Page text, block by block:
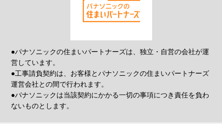
●パナソニックの住まいパートナーズは、独立・自営の会社が運
営しています。
●工事請負契約は、お客様とパナソニックの住まいパートナーズ
運営会社との間で行われます。
●パナソニックは当該契約にかかる一切の事項につき責任を負わ
ないものとします。